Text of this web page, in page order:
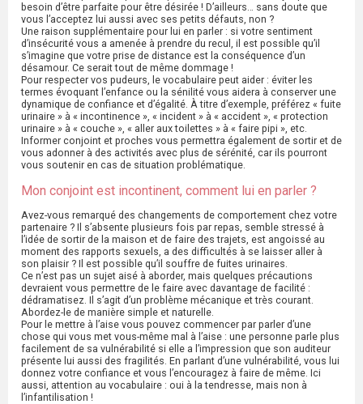
besoin d’être parfaite pour être désirée ! D’ailleurs… sans doute que
vous l’acceptez lui aussi avec ses petits défauts, non ?
Une raison supplémentaire pour lui en parler : si votre sentiment
d’insécurité vous a amenée à prendre du recul, il est possible qu’il
s’imagine que votre prise de distance est la conséquence d’un
désamour. Ce serait tout de même dommage !
Pour respecter vos pudeurs, le vocabulaire peut aider : éviter les
termes évoquant l’enfance ou la sénilité vous aidera à conserver une
dynamique de confiance et d’égalité. À titre d’exemple, préférez « fuite
urinaire » à « incontinence », « incident » à « accident », « protection
urinaire » à « couche », « aller aux toilettes » à « faire pipi », etc.
Informer conjoint et proches vous permettra également de sortir et de
vous adonner à des activités avec plus de sérénité, car ils pourront
vous soutenir en cas de situation problématique.
Mon conjoint est incontinent, comment lui en parler ?
Avez-vous remarqué des changements de comportement chez votre
partenaire ? Il s’absente plusieurs fois par repas, semble stressé à
l’idée de sortir de la maison et de faire des trajets, est angoissé au
moment des rapports sexuels, a des difficultés à se laisser aller à
son plaisir ? Il est possible qu’il souffre de fuites urinaires.
Ce n’est pas un sujet aisé à aborder, mais quelques précautions
devraient vous permettre de le faire avec davantage de facilité :
dédramatisez. Il s’agit d’un problème mécanique et très courant.
Abordez-le de manière simple et naturelle.
Pour le mettre à l’aise vous pouvez commencer par parler d’une
chose qui vous met vous-même mal à l’aise : une personne parle plus
facilement de sa vulnérabilité si elle a l’impression que son auditeur
présente lui aussi des fragilités. En parlant d’une vulnérabilité, vous lui
donnez votre confiance et vous l’encouragez à faire de même. Ici
aussi, attention au vocabulaire : oui à la tendresse, mais non à
l’infantilisation !